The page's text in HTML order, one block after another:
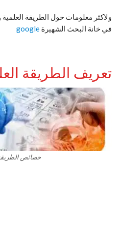
ولاكثر معلومات حول الطريقة
في خانة البحث الشهيرة google
تعريف الطريقة
خصائص